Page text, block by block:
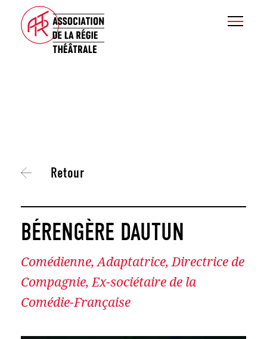
Retour
BÉRENGÈRE DAUTUN
Comédienne, Adaptatrice, Directrice de
Compagnie, Ex-sociétaire de la
Comédie-Française